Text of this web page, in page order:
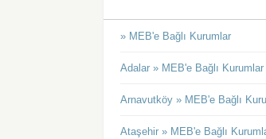
» MEB'e Bağlı Kurumlar
Adalar » MEB'e Bağlı Kurumlar
Arnavutköy » MEB'e Bağlı
Ataşehir » MEB'e Bağlı